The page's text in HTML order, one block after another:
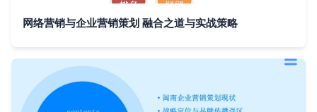
网络营销与企业营销策划 融合之道与实战策略